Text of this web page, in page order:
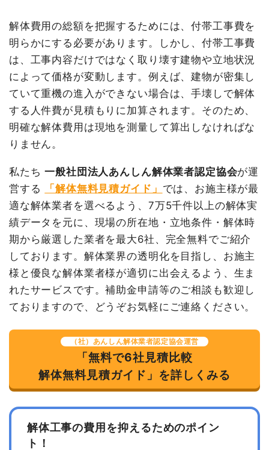
値引き
254,309円
小計
4,909,091
円
消費税
490,909円
合計金額
5,400,000
円
消費税
2,800,000
円
合計金額
30,800,000
円
建物解体費用 148万円
総額 209万円
品名 数量 単価
金額
鉄骨造アパート40坪2階建
て
40坪
37,000
円
1,480,000
円
養生費
217m² 800円
173,600円
1式
30,000円
室外設備・機器撤去
2m²
10,000
円
ブロック塀撤去
諸経費
230,000円
建物解体費用 102万8,160円
総額 135万円
品名 数量 単価
金額
内装解体住宅29坪1階建
て
29
35,454
1,028,160円
坪
養生費 0
0円
諸経費
115,000円
値引き
7,400円
小計
1,250,000円
消費税
100,000円
合計金額
1,350,000円
建物の種類/構造 内装解体店舗1階建て
坪数 40坪
建物解体費用 128万円
総額 150万円
解体費用の総額を把握するためには、付帯工事費を
明らかにする必要があります。しかし、付帯工事費
は、工事内容だけではなく取り壊す建物や立地状況
によって価格が変動します。例えば、建物が密集し
ていて重機の進入ができない場合は、手壊しで解体
する人件費が見積もりに加算されます。そのため、
明確な解体費用は現地を測量して算出しなければな
りません。
私たち一般社団法人あんしん解体業者認定協会が運
営する
「解体無料見積ガイド」 では、お施主様が最
適な解体業者を選べるよう、7万5千件以上の解体実
績データを元に、現場の所在地・立地条件・解体時
期から厳選した業者を最大6社、完全無料でご紹介
しております。解体業界の透明化を目指し、お施主
様と優良な解体業者様が適切に出会えるよう、生ま
れたサービスです。補助金申請等のご相談も歓迎し
ておりますので、どうぞお気軽にご連絡ください。
（社）あんしん解体業者認定協会運営
「無料で6社見積比較
解体無料見積ガイド」を詳しくみる
解体工事の費用を抑えるためのポイン
ト！